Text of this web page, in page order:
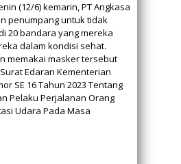
(12/6) kemarin, PT Angkasa
penumpang untuk tidak
20 bandara yang mereka
dalam kondisi sehat.
memakai masker tersebut
Edaran Kementerian
SE 16 Tahun 2023 Tentang
Pelaku Perjalanan Orang
Udara Pada Masa